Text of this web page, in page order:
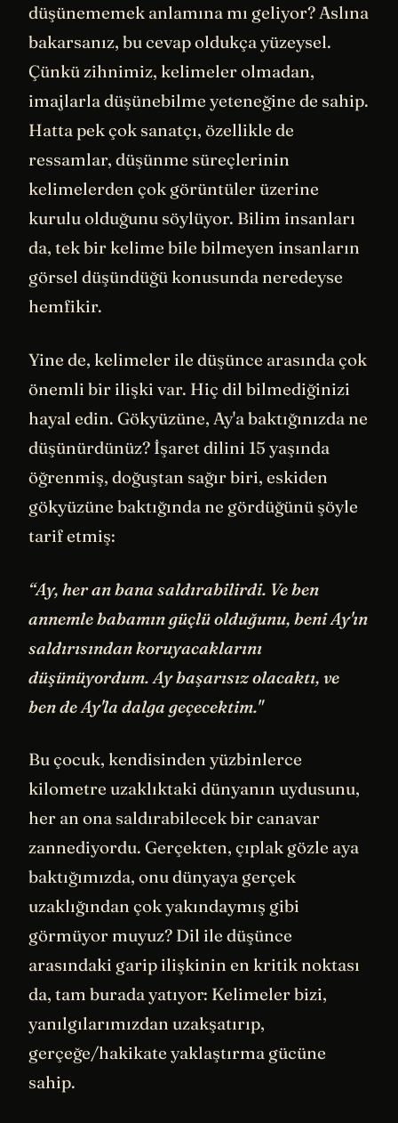
düşünememek anlamına mı geliyor? Aslına
bakarsanız, bu cevap oldukça yüzeysel.
Çünkü zihnimiz, kelimeler olmadan,
imajlarla düşünebilme yeteneğine de sahip.
Hatta pek çok sanatçı, özellikle de
ressamlar, düşünme süreçlerinin
kelimelerden çok görüntüler üzerine
kurulu olduğunu söylüyor. Bilim insanları
da, tek bir kelime bile bilmeyen insanların
görsel düşündüğü konusunda neredeyse
hemfikir.
Yine de, kelimeler ile düşünce arasında çok
önemli bir ilişki var. Hiç dil bilmediğinizi
hayal edin. Gökyüzüne, Ay'a baktığınızda ne
düşünürdünüz? İşaret dilini 15 yaşında
öğrenmiş, doğuştan sağır biri, eskiden
gökyüzüne baktığında ne gördüğünü şöyle
tarif etmiş:
“Ay, her an bana saldırabilirdi. Ve ben
annemle babamın güçlü olduğunu, beni Ay'ın
saldırısından koruyacaklarını
düşünüyordum. Ay başarısız olacaktı, ve
ben de Ay'la dalga geçecektim."
Bu çocuk, kendisinden yüzbinlerce
kilometre uzaklıktaki dünyanın uydusunu,
her an ona saldırabilecek bir canavar
zannediyordu. Gerçekten, çıplak gözle aya
baktığımızda, onu dünyaya gerçek
uzaklığından çok yakındaymış gibi
görmüyor muyuz? Dil ile düşünce
arasındaki garip ilişkinin en kritik noktası
da, tam burada yatıyor: Kelimeler bizi,
yanılgılarımızdan uzakşatırıp,
gerçeğe/hakikate yaklaştırma gücüne
sahip.